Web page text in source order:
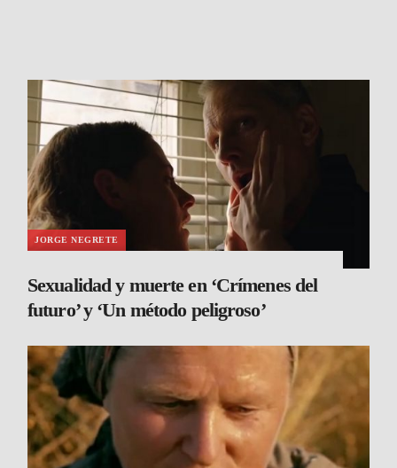
JORGE NEGRETE
Sexualidad y muerte en ‘Crímenes del
futuro’ y ‘Un método peligroso’